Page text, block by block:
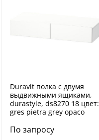
Duravit полка с двумя
выдвижными ящиками,
durastyle, ds8270 18 цвет:
gres pietra grey opaco
По запросу